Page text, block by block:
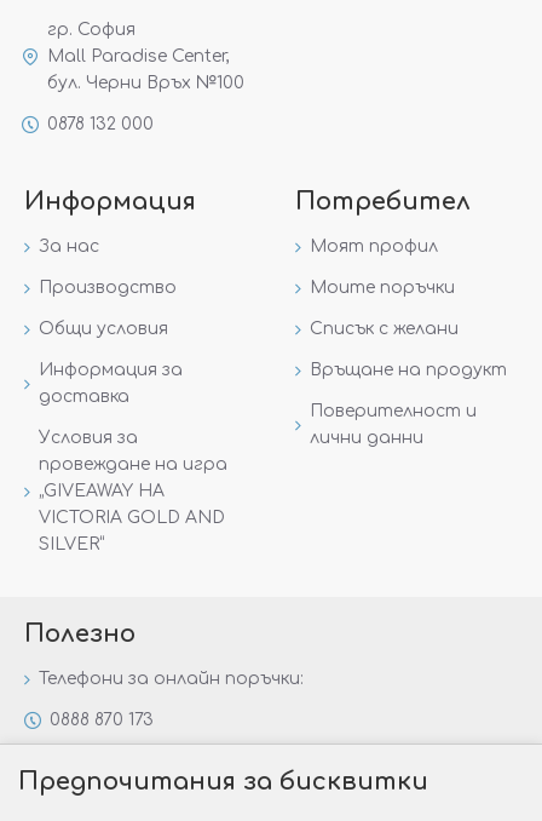
гр. София
Mall Paradise Center,
бул. Черни Връх №100
0878 132 000
Информация
За нас
Производство
Общи условия
Информация за
доставка
Условия за
провеждане на игра
„GIVEAWAY НА
VICTORIA GOLD AND
SILVER“
Потребител
Моят профил
Моите поръчки
Списък с желани
Връщане на продукт
Поверителност и
лични данни
Полезно
Телефони за онлайн поръчки:
0888 870 173
Предпочитания за бисквитки